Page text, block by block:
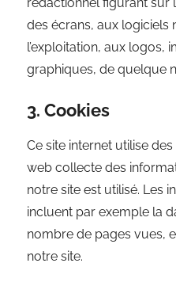
des écrans, aux logiciels
l’exploitation, aux logos,
graphiques, de quelque
3. Cookies
Ce site internet utilise
web collecte des
notre site est utilisé. Les
incluent par exemple la
nombre de pages vues,
notre site.